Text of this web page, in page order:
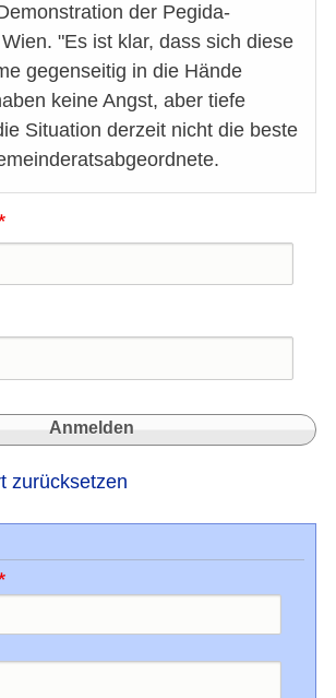
der Pegida-
"Es ist klar, dass sich diese
gegenseitig in die Hände
keine Angst, aber tiefe
Situation derzeit nicht die beste
zurücksetzen